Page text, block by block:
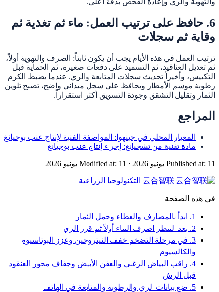
6. حافظ على ترتيب العمل: ماء ثم تغذية ثم
وقاية ثم سجلات
ترتيب العمل في هذه الأيام يجب أن يكون ثابتاً: الصرف والتهوية أولاً،
ثم تعديل العناقيد، ثم التسميد على دفعات صغيرة، ثم الحماية قبل
التكييس، وأخيراً تحديث سجلات المتابعة والري. عندما يضبط الكرم
رطوبة موسم الأمطار ويحافظ على سجل ميداني واضح، تصبح تلوين
الثمار وتقليل التشقق وجودة التسويق أكثر استقراراً.
المراجع
المعيار المحلي في جينهوا: المواصفة الفنية لإنتاج عنب بوجيانغ
مادة تقنية من تشجيانغ: إجراء إنتاج عنب بوجيانغ
Published at: 11 يونيو 2026 · Modified at: 11 يونيو 2026
云合智联 التكنولوجيا الزراعية
في هذه الصفحة
3. في مرحلة التضخم خفف النيتروجين وعزز البوتاسيوم
والكالسيوم
4. راقب البياض الزغبي والعفن الأبيض وجفاف محور العنقود
قبل الرش